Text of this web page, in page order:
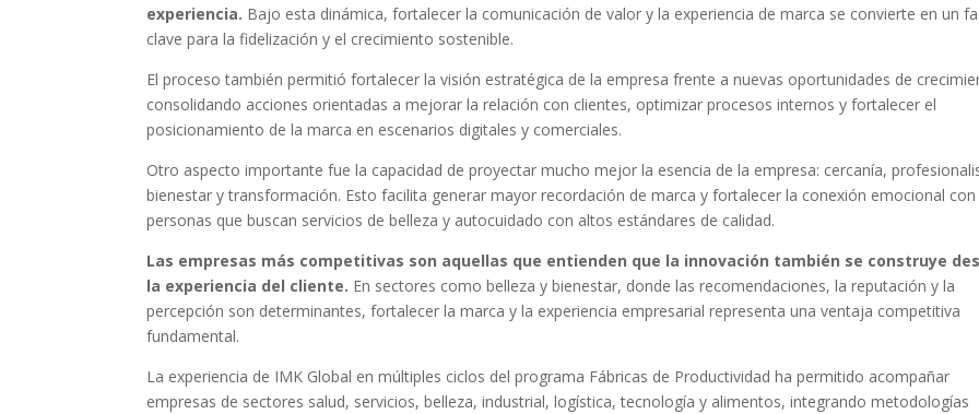
experiencia. Bajo esta dinámica, fortalecer la comunicación de valor y la experiencia de marca se convierte en un
clave para la fidelización y el crecimiento sostenible.
El proceso también permitió fortalecer la visión estratégica de la empresa frente a nuevas oportunidades de
consolidando acciones orientadas a mejorar la relación con clientes, optimizar procesos internos y fortalecer el
posicionamiento de la marca en escenarios digitales y comerciales.
Otro aspecto importante fue la capacidad de proyectar mucho mejor la esencia de la empresa: cercanía,
bienestar y transformación. Esto facilita generar mayor recordación de marca y fortalecer la conexión emocional con
personas que buscan servicios de belleza y autocuidado con altos estándares de calidad.
Las empresas más competitivas son aquellas que entienden que la innovación también se construye
la experiencia del cliente. En sectores como belleza y bienestar, donde las recomendaciones, la reputación y la
percepción son determinantes, fortalecer la marca y la experiencia empresarial representa una ventaja competitiva
fundamental.
La experiencia de IMK Global en múltiples ciclos del programa Fábricas de Productividad ha permitido acompañar
empresas de sectores salud, servicios, belleza, industrial, logística, tecnología y alimentos, integrando metodologías